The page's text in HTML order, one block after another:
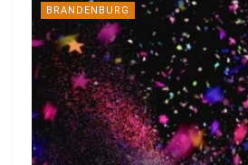
BRANDENBURG